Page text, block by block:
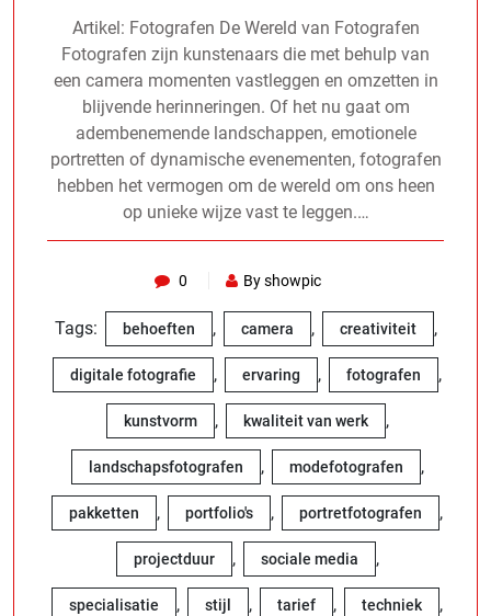
Artikel: Fotografen De Wereld van Fotografen
Fotografen zijn kunstenaars die met behulp van
een camera momenten vastleggen en omzetten in
blijvende herinneringen. Of het nu gaat om
adembenemende landschappen, emotionele
portretten of dynamische evenementen, fotografen
hebben het vermogen om de wereld om ons heen
op unieke wijze vast te leggen.…
0 By showpic
Tags: behoeften , camera , creativiteit ,
digitale fotografie , ervaring , fotografen ,
kunstvorm , kwaliteit van werk ,
landschapsfotografen , modefotografen ,
pakketten , portfolio's , portretfotografen ,
projectduur , sociale media ,
specialisatie , stijl , tarief , techniek ,